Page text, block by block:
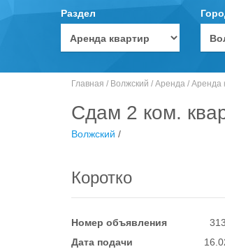
Раздел
Главная / Волжский / Аренда / Аренда
Сдам 2 ком.
Волжский /
Коротко
Номер объявления
Дата подачи